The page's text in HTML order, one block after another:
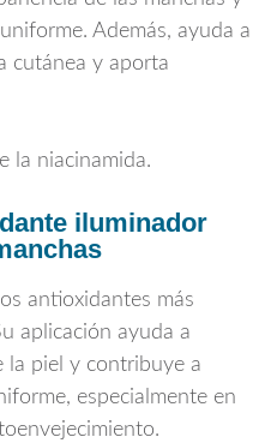
Además, ayuda a
cutánea y aporta
la niacinamida.
iluminador
antioxidantes más
aplicación ayuda a
la piel y contribuye a
especialmente en